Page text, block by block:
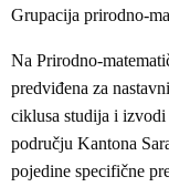
Grupacija prirodno-
Na Prirodno-
predviđena za
ciklusa studija i izvodi
području Kantona
pojedine specifične